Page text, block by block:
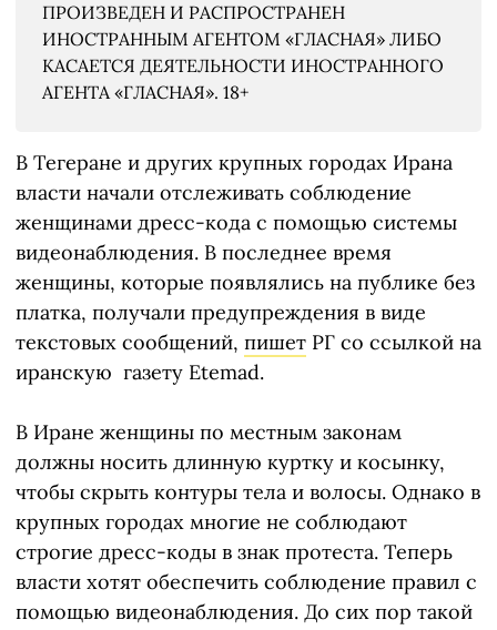
ПРОИЗВЕДЕН И РАСПРОСТРАНЕН
ИНОСТРАННЫМ АГЕНТОМ «ГЛАСНАЯ» ЛИБО
КАСАЕТСЯ ДЕЯТЕЛЬНОСТИ ИНОСТРАННОГО
АГЕНТА «ГЛАСНАЯ». 18+
В Тегеране и других крупных городах Ирана
власти начали отслеживать соблюдение
женщинами дресс-кода с помощью системы
видеонаблюдения. В последнее время
женщины, которые появлялись на публике без
платка, получали предупреждения в виде
текстовых сообщений, пишет РГ со ссылкой на
иранскую газету Etemad.
В Иране женщины по местным законам
должны носить длинную куртку и косынку,
чтобы скрыть контуры тела и волосы. Однако в
крупных городах многие не соблюдают
строгие дресс-коды в знак протеста. Теперь
власти хотят обеспечить соблюдение правил с
помощью видеонаблюдения. До сих пор такой